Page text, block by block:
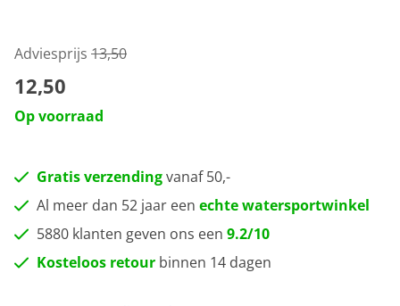
Adviesprijs 13,50
12,50
Op voorraad
Gratis verzendingvanaf 50,-
Al meer dan 52 jaar een echte watersportwinkel
5880 klanten geven ons een 9.2/10
Kosteloos retour binnen 14 dagen